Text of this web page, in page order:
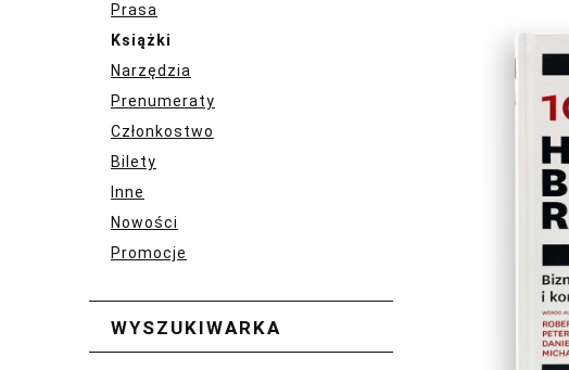
Prasa
Książki
Narzędzia
Prenumeraty
Członkostwo
Bilety
Inne
Nowości
Promocje
WYSZUKIWARKA